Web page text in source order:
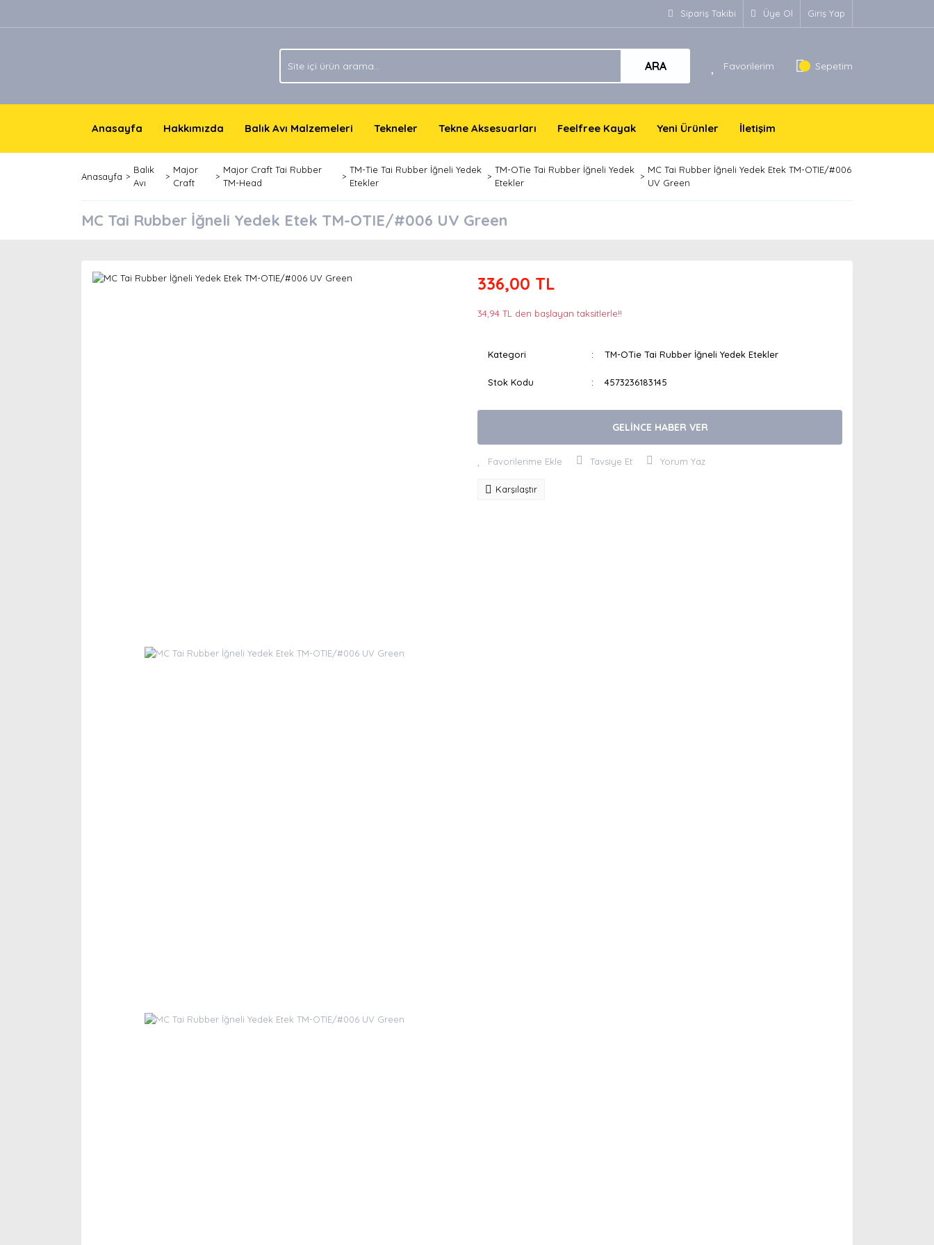
Sipariş Takibi Üye Ol Giriş Yap
ARA Favorilerim Sepetim
Anasayfa Hakkımızda Balık Avı Malzemeleri Tekneler Tekne Aksesuarları Feelfree Kayak Yeni Ürünler İletişim
Anasayfa
Balık
Avı
Major
Craft
Major Craft Tai Rubber
TM-Head
TM-Tie Tai Rubber İğneli Yedek
Etekler
TM-OTie Tai Rubber İğneli Yedek
Etekler
MC Tai Rubber İğneli Yedek Etek TM-OTIE/#006
UV Green
MC Tai Rubber İğneli Yedek Etek TM-OTIE/#006 UV Green
336,00 TL
34,94 TL den başlayan taksitlerle!!
Kategori TM-OTie Tai Rubber İğneli Yedek Etekler
Stok Kodu 4573236183145
GELİNCE HABER VER
Tavsiye Et Yorum Yaz
Karşılaştır